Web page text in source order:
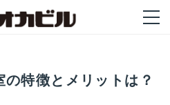
特徴とメリットは？